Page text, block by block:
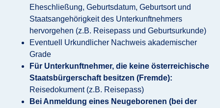
Eheschließung, Geburtsdatum, Geburtsort und
Staatsangehörigkeit des Unterkunftnehmers
hervorgehen (z.B. Reisepass und Geburtsurkunde)
Eventuell Urkundlicher Nachweis akademischer
Grade
Für Unterkunftnehmer, die keine österreichische
Staatsbürgerschaft besitzen (Fremde):
Reisedokument (z.B. Reisepass)
Bei Anmeldung eines Neugeborenen (bei der